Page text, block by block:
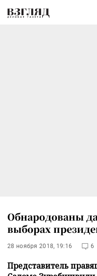
Обнародованы
выборах
28 ноября 2018, 19:16 6
Представитель